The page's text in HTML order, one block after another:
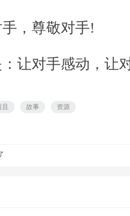
，尊敬对手!
让对手感动，让
故事 资源